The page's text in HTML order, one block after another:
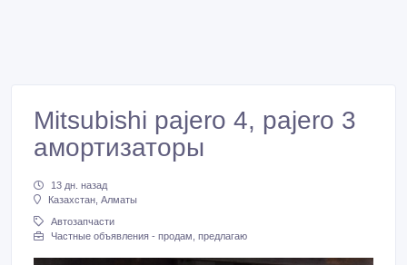
Mitsubishi pajero 4, pajero 3
амортизаторы
13 дн. назад
Казахстан, Алматы
Автозапчасти
Частные объявления - продам, предлагаю